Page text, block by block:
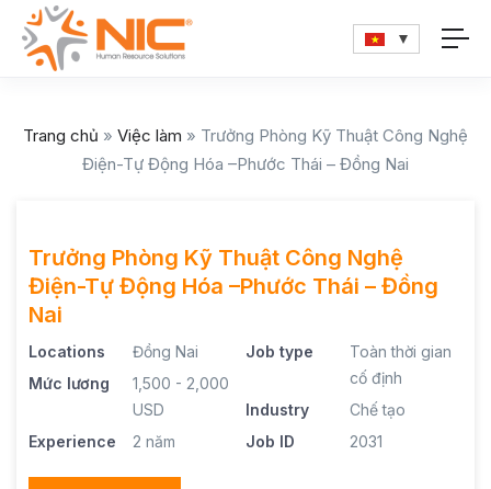
Trang chủ » Việc làm » Trưởng Phòng Kỹ Thuật Công Nghệ
Điện-Tự Động Hóa –Phước Thái – Đồng Nai
Trưởng Phòng Kỹ Thuật Công Nghệ
Điện-Tự Động Hóa –Phước Thái – Đồng
Nai
Locations
Đồng Nai
Mức lương
1,500 - 2,000
USD
Experience
2 năm
Job type
Toàn thời gian
cố định
Industry
Chế tạo
Job ID
2031